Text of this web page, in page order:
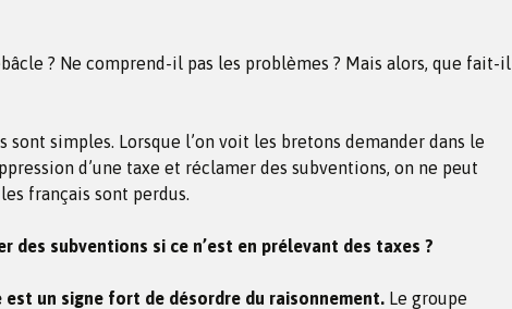
? Ne comprend-il pas les problèmes ? Mais alors, que fait-il
sont simples. Lorsque l’on voit les bretons demander dans le
d’une taxe et réclamer des subventions, on ne peut
français sont perdus.
des subventions si ce n’est en prélevant des taxes ?
est un signe fort de désordre du raisonnement. Le groupe